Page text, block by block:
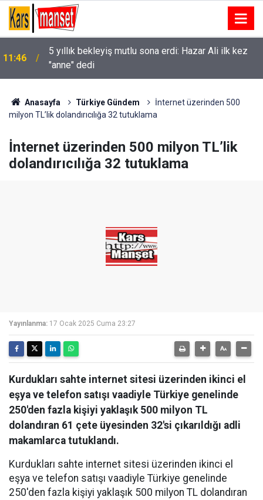
11:46
5 yıllık bekleyiş mutlu sona erdi: Hazar Ali ilk kez
"anne" dedi
Anasayfa Türkiye Gündem
İnternet üzerinden 500
milyon TL’lik dolandırıcılığa 32 tutuklama
İnternet üzerinden 500 milyon TL’lik
dolandırıcılığa 32 tutuklama
Yayınlanma: 17 Ocak 2025 Cuma 23:27
Kurdukları sahte internet sitesi üzerinden ikinci el
eşya ve telefon satışı vaadiyle Türkiye genelinde
250'den fazla kişiyi yaklaşık 500 milyon TL
dolandıran 61 çete üyesinden 32'si çıkarıldığı adli
makamlarca tutuklandı.
Kurdukları sahte internet sitesi üzerinden ikinci el
eşya ve telefon satışı vaadiyle Türkiye genelinde
250'den fazla kişiyi yaklaşık 500 milyon TL dolandıran